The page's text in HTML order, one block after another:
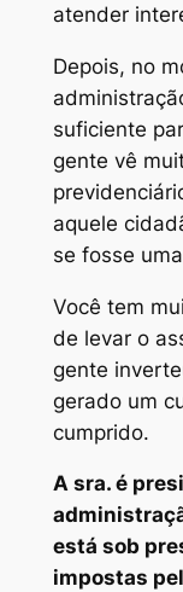
atender
Depois, no
suficiente
gente vê
aquele
se fosse
Você tem
de levar o
gente
gerado um
cumprido.
A sra. é
está sob
impostas